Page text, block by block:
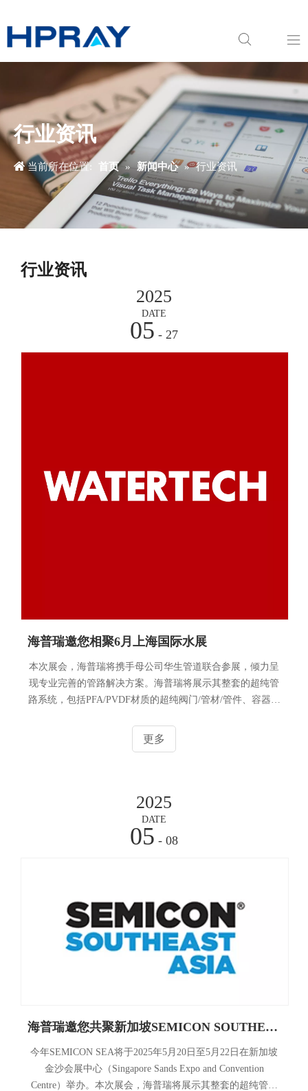
关于我们
产品中心
新闻中心
应用领域
行业资讯
当前所在位置: 首页 » 新闻中心 » 行业资讯
行业资讯
2025
DATE
05 - 27
海普瑞邀您相聚6月上海国际水展
本次展会，海普瑞将携手母公司华生管道联合参展，倾力呈
现专业完善的管路解决方案。海普瑞将展示其整套的超纯管
路系统，包括PFA/PVDF材质的超纯阀门/管材/管件、容器、
工业、给水、环保水处理设备类的塑料管材、管件以及阀
门，材质包括UPVC、CPVC、CLEAR-PVC、HT-PVC、
行业未来，缔造合作新篇！
更多
2025
DATE
05 - 08
海普瑞邀您共聚新加坡SEMICON SOUTHEAST ASIA 2025.5.20
今年SEMICON SEA将于2025年5月20日至5月22日在新加坡
金沙会展中心（Singapore Sands Expo and Convention
Centre）举办。本次展会，海普瑞将展示其整套的超纯管路